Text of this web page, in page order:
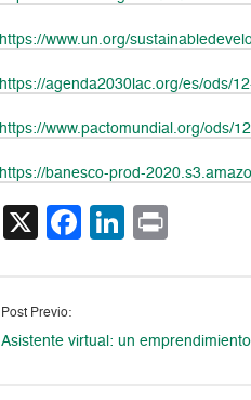
https://www.un.org/
https://agenda2030lac.org/es/ods/
https://www.pactomundial.org/ods/
https://banesco-prod-
X Facebook
LinkedIn
Post Previo:
Asistente virtual: un